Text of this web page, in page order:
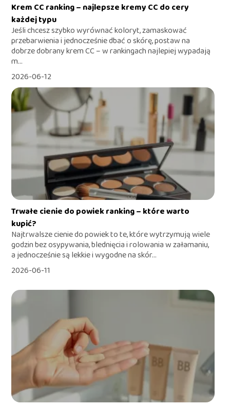
Krem CC ranking – najlepsze kremy CC do cery
każdej typu
Jeśli chcesz szybko wyrównać koloryt, zamaskować
przebarwienia i jednocześnie dbać o skórę, postaw na
dobrze dobrany krem CC – w rankingach najlepiej wypadają
m...
2026-06-12
Trwałe cienie do powiek ranking – które warto
kupić?
Najtrwalsze cienie do powiek to te, które wytrzymują wiele
godzin bez osypywania, blednięcia i rolowania w załamaniu,
a jednocześnie są lekkie i wygodne na skór...
2026-06-11